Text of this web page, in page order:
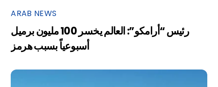
ARAB NEWS
رئيس “أرامكو”: العالم يخسر 100 مليون برميل
أسبوعياً بسبب هرمز